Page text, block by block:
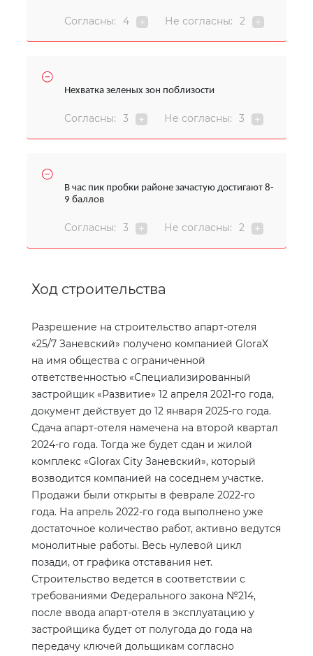
Согласны: 4 Не согласны: 2
Нехватка зеленых зон поблизости
Согласны: 3 Не согласны: 3
В час пик пробки районе зачастую достигают 8-
9 баллов
Согласны: 3 Не согласны: 2
Ход строительства
Разрешение на строительство апарт-отеля
«25/7 Заневский» получено компанией GloraX
на имя общества с ограниченной
ответственностью «Специализированный
застройщик «Развитие» 12 апреля 2021-го года,
документ действует до 12 января 2025-го года.
Сдача апарт-отеля намечена на второй квартал
2024-го года. Тогда же будет сдан и жилой
комплекс «Glorax City Заневский», который
возводится компанией на соседнем участке.
Продажи были открыты в феврале 2022-го
года. На апрель 2022-го года выполнено уже
достаточное количество работ, активно ведутся
монолитные работы. Весь нулевой цикл
позади, от графика отставания нет.
Строительство ведется в соответствии с
требованиями Федерального закона №214,
после ввода апарт-отеля в эксплуатацию у
застройщика будет от полугода до года на
передачу ключей дольщикам согласно